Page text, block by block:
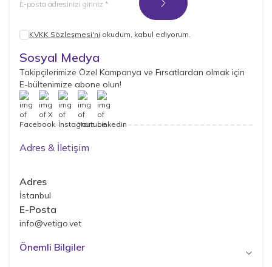
Kayıt Ol
KVKK Sözleşmesi'ni okudum, kabul ediyorum.
Sosyal Medya
Takipçilerimize Özel Kampanya ve Fırsatlardan olmak için
E-bültenimize abone olun!
Adres & İletişim
Adres
İstanbul
E-Posta
info@vetigo.vet
Önemli Bilgiler